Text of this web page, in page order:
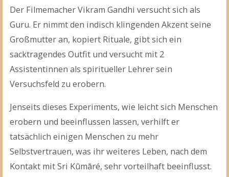
Der Filmemacher Vikram Gandhi versucht sich als
Guru. Er nimmt den indisch klingenden Akzent seine
Großmutter an, kopiert Rituale, gibt sich ein
sacktragendes Outfit und versucht mit 2
Assistentinnen als spiritueller Lehrer sein
Versuchsfeld zu erobern.
Jenseits dieses Experiments, wie leicht sich Menschen
erobern und beeinflussen lassen, verhilft er
tatsächlich einigen Menschen zu mehr
Selbstvertrauen, was ihr weiteres Leben, nach dem
Kontakt mit Sri Kūmāré, sehr vorteilhaft beeinflusst.